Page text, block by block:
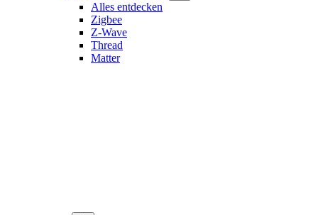
Alles entdecken
Zigbee
Z-Wave
Thread
Matter